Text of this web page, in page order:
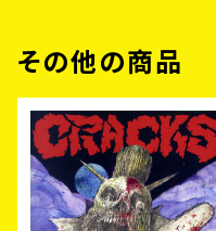
その他の商品